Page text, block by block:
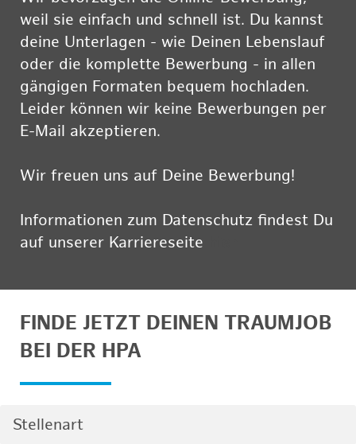
weil sie einfach und schnell ist. Du kannst
deine Unterlagen - wie Deinen Lebenslauf
oder die komplette Bewerbung - in allen
gängigen Formaten bequem hochladen.
Leider können wir keine Bewerbungen per
E-Mail akzeptieren.
Wir freuen uns auf Deine Bewerbung!
Informationen zum Datenschutz findest Du
auf unserer Karriereseite
FINDE JETZT DEINEN TRAUMJOB
BEI DER HPA
Stellenart